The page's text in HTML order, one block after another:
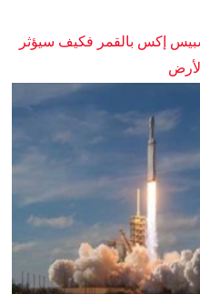
إكس بالقمر فكيف سيؤثر